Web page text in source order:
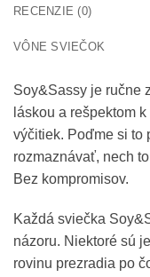
RECENZIE (0)
VÔNE SVIEČOK
Soy&Sassy je ručne
láskou a rešpektom
výčitiek. Poďme si to
rozmaznávať, nech
Bez kompromisov.
Každá sviečka
názoru. Niektoré sú
rovinu prezradia po